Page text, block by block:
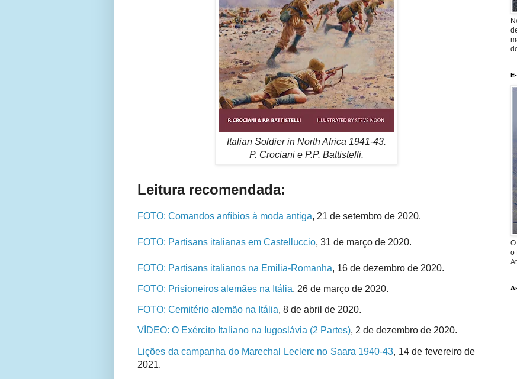
Italian Soldier in North Africa 1941-43.
P. Crociani e P.P. Battistelli.
Leitura recomendada:
FOTO: Comandos anfíbios à moda antiga, 21 de setembro de 2020.
FOTO: Partisans italianas em Castelluccio, 31 de março de 2020.
FOTO: Partisans italianos na Emilia-Romanha, 16 de dezembro de 2020.
FOTO: Prisioneiros alemães na Itália, 26 de março de 2020.
FOTO: Cemitério alemão na Itália, 8 de abril de 2020.
VÍDEO: O Exército Italiano na Iugoslávia (2 Partes), 2 de dezembro de 2020.
Lições da campanha do Marechal Leclerc no Saara 1940-43, 14 de fevereiro de
2021.
o